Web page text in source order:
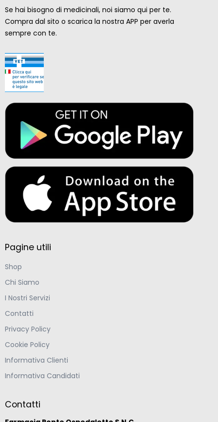
Se hai bisogno di medicinali, noi siamo qui per te.
Compra dal sito o scarica la nostra APP per averla
sempre con te.
Pagine utili
Shop
Chi Siamo
I Nostri Servizi
Contatti
Privacy Policy
Cookie Policy
Informativa Clienti
Informativa Candidati
Contatti